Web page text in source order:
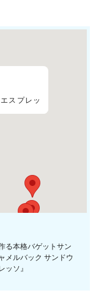
スプレッ
る本格バゲットサン
メルバック サンドウ
ッソ』